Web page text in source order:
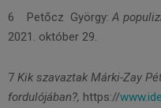
6 Petőcz György:A
2021. október 29.
7 Kik szavaztak Márki-Zay
fordulójában?, https://